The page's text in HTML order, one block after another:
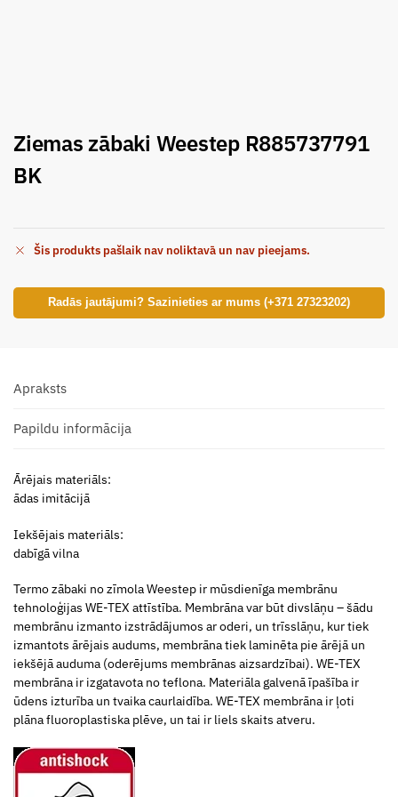
Ziemas zābaki Weestep R885737791
BK
Šis produkts pašlaik nav noliktavā un nav pieejams.
Radās jautājumi? Sazinieties ar mums (+371 27323202)
Apraksts
Papildu informācija
Ārējais materiāls:
ādas imitācijā
Iekšējais materiāls:
dabīgā vilna
Termo zābaki no zīmola Weestep ir mūsdienīga membrānu
tehnoloģijas WE-TEX attīstība. Membrāna var būt divslāņu – šādu
membrānu izmanto izstrādājumos ar oderi, un trīsslāņu, kur tiek
izmantots ārējais audums, membrāna tiek laminēta pie ārējā un
iekšējā auduma (oderējums membrānas aizsardzībai). WE-TEX
membrāna ir izgatavota no teflona. Materiāla galvenā īpašība ir
ūdens izturība un tvaika caurlaidība. WE-TEX membrāna ir ļoti
plāna fluoroplastiska plēve, un tai ir liels skaits atveru.